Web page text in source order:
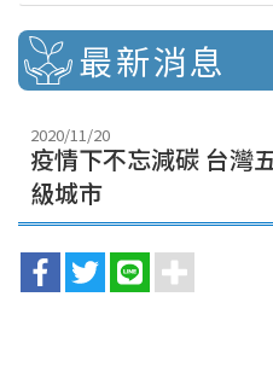
最新消息
2020/11/20
疫情下不忘減碳 台灣
級城市